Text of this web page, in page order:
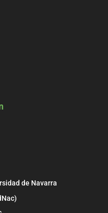
de Navarra